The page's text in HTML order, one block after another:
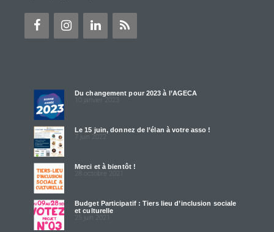
Du changement pour 2023 à l’AGECA
10 janvier 2023
Le 15 juin, donnez de l’élan à votre asso !
7 juin 2022
Merci et à bientôt !
28 octobre 2021
Budget Participatif : Tiers lieu d’inclusion sociale
et culturelle
25 juin 2021